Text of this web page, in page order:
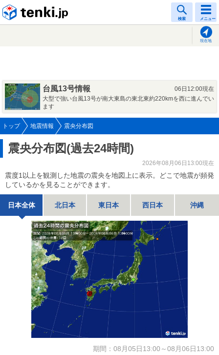
検索 メニュー
現在地
台風13号情報
06日12:00現在
大型で強い台風13号が南大東島の東北東約220kmを西に進んでい
ます
トップ 地震情報 震央分布図
震央分布図(過去24時間)
2026年08月06日13:00現在
震度1以上を観測した地震の震央を地図上に表示。どこで地震が頻発
しているかを見ることができます。
日本全体 北日本 東日本 西日本 沖縄
期間：08月05日13:00～08月06日13:00